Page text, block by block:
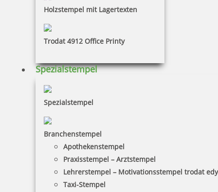
Holzstempel mit Lagertexten
Trodat 4912 Office Printy
Spezialstempel
Spezialstempel
Branchenstempel
Apothekenstempel
Praxisstempel – Arztstempel
Lehrerstempel – Motivationsstempel trodat
Taxi-Stempel